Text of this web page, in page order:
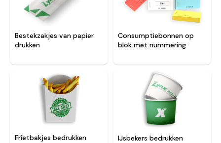
Bestekzakjes van papier
drukken
Consumptiebonnen op
blok met nummering
Frietbakjes bedrukken IJsbekers bedrukken